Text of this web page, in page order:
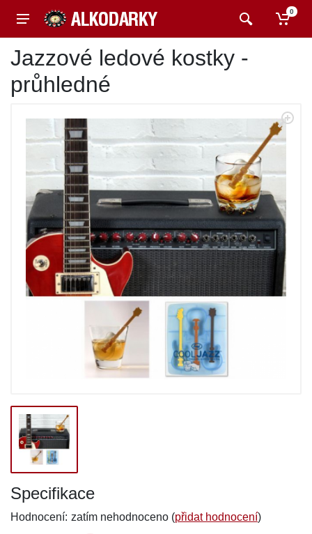
0
Jazzové ledové kostky -
průhledné
Specifikace
Hodnocení: zatím nehodnoceno (přidat hodnocení)